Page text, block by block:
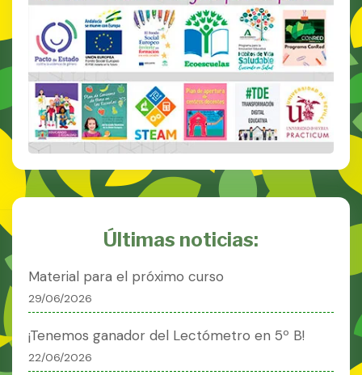
Últimas noticias:
Material para el próximo curso
29/06/2026
¡Tenemos ganador del Lectómetro en 5º B!
22/06/2026